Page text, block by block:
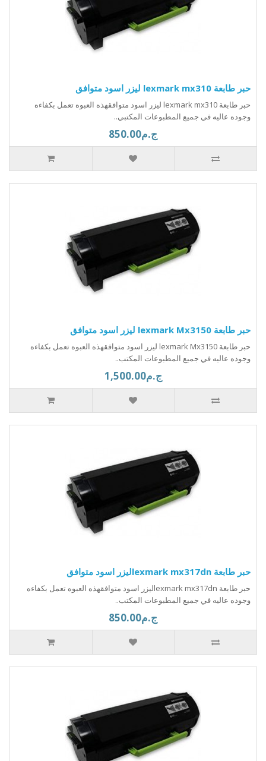
حبر طابعة lexmark mx310 ليزر اسود متوافق
حبر طابعة lexmark mx310 ليزر اسود متوافقهذه العبوه تعمل بكفاءه
وجوده عاليه في جميع المطبوعات المكتبي..
ج.م850.00
حبر طابعة lexmark Mx3150 ليزر اسود متوافق
حبر طابعة lexmark Mx3150 ليزر اسود متوافقهذه العبوه تعمل بكفاءه
وجوده عاليه في جميع المطبوعات المكتب..
ج.م1,500.00
حبر طابعة lexmark mx317dnليزر اسود متوافق
حبر طابعة lexmark mx317dnليزر اسود متوافقهذه العبوه تعمل بكفاءه
وجوده عاليه في جميع المطبوعات المكتب..
ج.م850.00